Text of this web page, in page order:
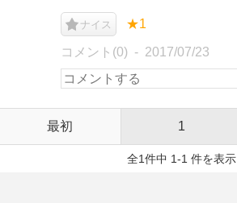
ナイス ★1
コメント(0) 2017/07/23
最初 1
全1件中 1-1 件を表示